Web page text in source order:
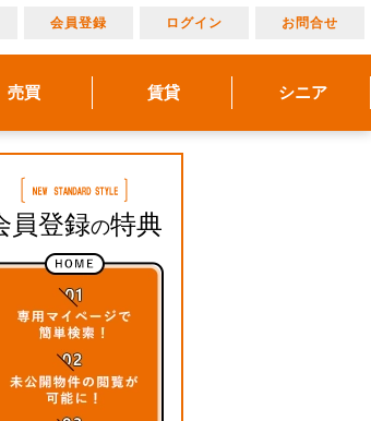
会員登録 ログイン お問合せ
売買
ベーション
ション情報
賃貸 シニア
員登録の特典